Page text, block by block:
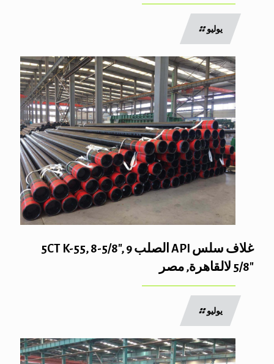
يوليو
غلاف سلس API الصلب 5CT K-55, 8-5/8″, 9
5/8″ لالقاهرة, مصر
يوليو